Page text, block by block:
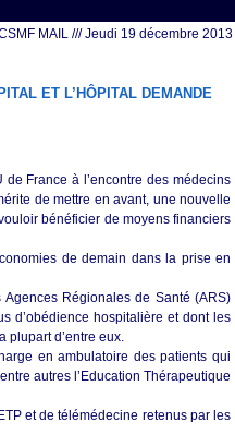
MAIL /// Jeudi 19 décembre 2013
ET L’HÔPITAL DEMANDE
France à l’encontre des médecins
de mettre en avant, une nouvelle
bénéficier de moyens financiers
de demain dans la prise en
Régionales de Santé (ARS)
d’obédience hospitalière et dont les
plupart d’entre eux.
en ambulatoire des patients qui
autres l’Education Thérapeutique
et de télémédecine retenus par les